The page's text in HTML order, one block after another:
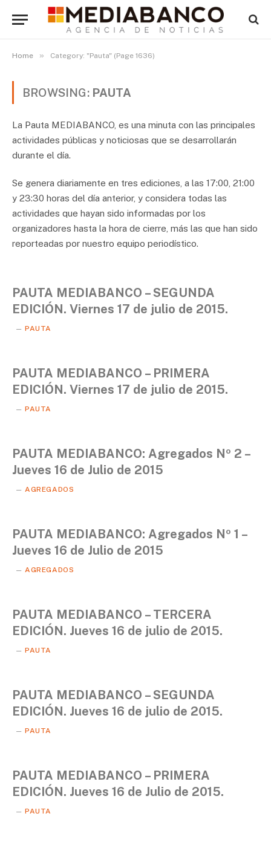
Home » Category: "Pauta" (Page 1636)
BROWSING: PAUTA
La Pauta MEDIABANCO, es una minuta con las principales
actividades públicas y noticiosas que se desarrollarán
durante el día.
Se genera diariamente en tres ediciones, a las 17:00, 21:00
y 23:30 horas del día anterior, y considera todas las
actividades que hayan sido informadas por los
organizadores hasta la hora de cierre, más las que han sido
reporteadas por nuestro equipo periodístico.
PAUTA MEDIABANCO – SEGUNDA
EDICIÓN. Viernes 17 de julio de 2015.
PAUTA
PAUTA MEDIABANCO – PRIMERA
EDICIÓN. Viernes 17 de julio de 2015.
PAUTA
PAUTA MEDIABANCO: Agregados Nº 2 –
Jueves 16 de Julio de 2015
AGREGADOS
PAUTA MEDIABANCO: Agregados Nº 1 –
Jueves 16 de Julio de 2015
AGREGADOS
PAUTA MEDIABANCO – TERCERA
EDICIÓN. Jueves 16 de julio de 2015.
PAUTA
PAUTA MEDIABANCO – SEGUNDA
EDICIÓN. Jueves 16 de julio de 2015.
PAUTA
PAUTA MEDIABANCO – PRIMERA
EDICIÓN. Jueves 16 de Julio de 2015.
PAUTA